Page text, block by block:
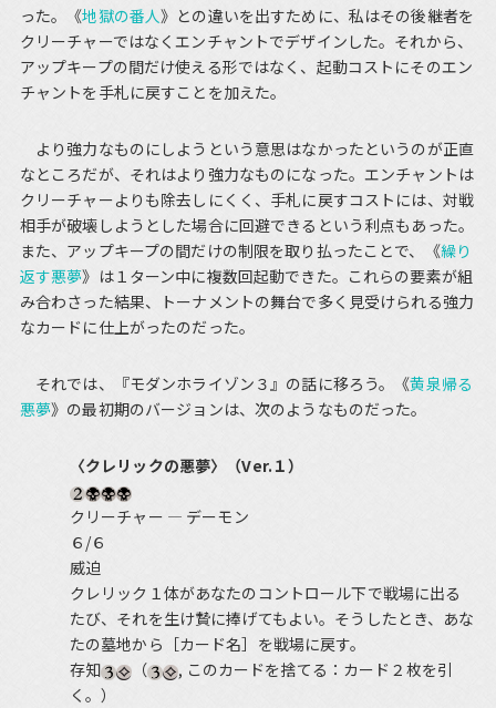
った。《地獄の番人》との違いを出すために、私はその後継者を
クリーチャーではなくエンチャントでデザインした。それから、
アップキープの間だけ使える形ではなく、起動コストにそのエン
チャントを手札に戻すことを加えた。
より強力なものにしようという意思はなかったというのが正直
なところだが、それはより強力なものになった。エンチャントは
クリーチャーよりも除去しにくく、手札に戻すコストには、対戦
相手が破壊しようとした場合に回避できるという利点もあった。
また、アップキープの間だけの制限を取り払ったことで、《繰り
返す悪夢》は１ターン中に複数回起動できた。これらの要素が組
み合わさった結果、トーナメントの舞台で多く見受けられる強力
なカードに仕上がったのだった。
それでは、『モダンホライゾン３』の話に移ろう。《黄泉帰る
悪夢》の最初期のバージョンは、次のようなものだった。
〈クレリックの悪夢〉（Ver.１）
クリーチャー ― デーモン
６/６
威迫
クレリック１体があなたのコントロール下で戦場に出る
たび、それを生け贄に捧げてもよい。そうしたとき、あな
たの墓地から［カード名］を戦場に戻す。
存知
（
, このカードを捨てる：カード２枚を引
く。）